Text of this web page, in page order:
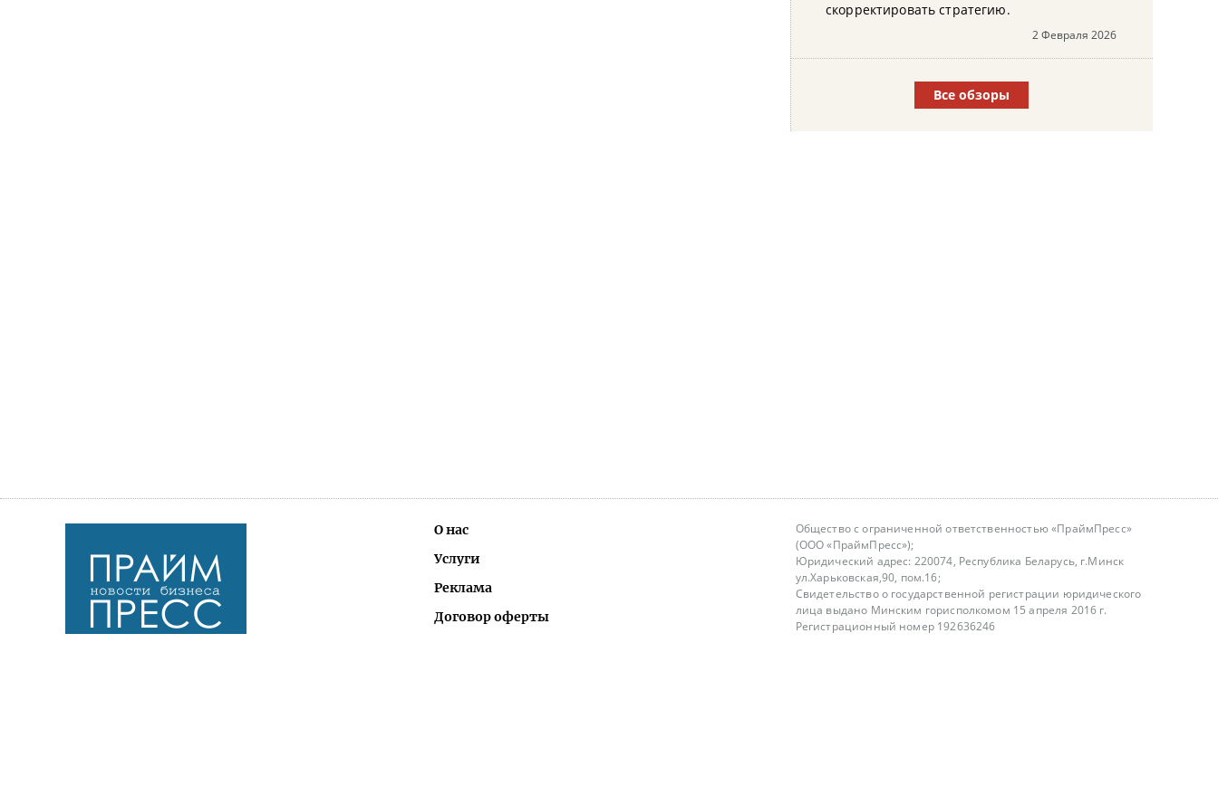
скорректировать стратегию.
2 Февраля 2026
Все обзоры
О нас
Услуги
Реклама
Договор оферты
Общество с ограниченной ответственностью «ПраймПресс»
(ООО «ПраймПресс»);
Юридический адрес: 220074, Республика Беларусь, г.Минск
ул.Харьковская,90, пом.16;
Свидетельство о государственной регистрации юридического
лица выдано Минским горисполкомом 15 апреля 2016 г.
Регистрационный номер 192636246